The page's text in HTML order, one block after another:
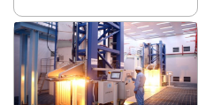
MyTV.